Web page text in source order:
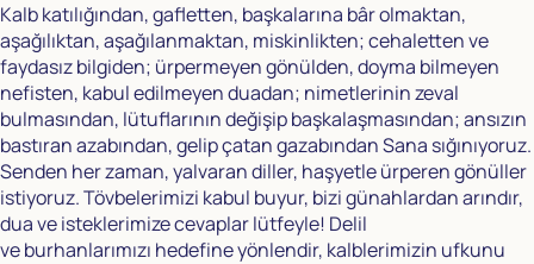
Kalb katılığından, gafletten, başkalarına bâr olmaktan,
aşağılıktan, aşağılanmaktan, miskinlikten; cehaletten ve
faydasız bilgiden; ürpermeyen gönülden, doyma bilmeyen
nefisten, kabul edilmeyen duadan; nimetlerinin zeval
bulmasından, lütuflarının değişip başkalaşmasından; ansızın
bastıran azabından, gelip çatan gazabından Sana sığınıyoruz.
Senden her zaman, yalvaran diller, haşyetle ürperen gönüller
istiyoruz. Tövbelerimizi kabul buyur, bizi günahlardan arındır,
dua ve isteklerimize cevaplar lütfeyle! Delil
ve burhanlarımızı hedefine yönlendir, kalblerimizin ufkunu